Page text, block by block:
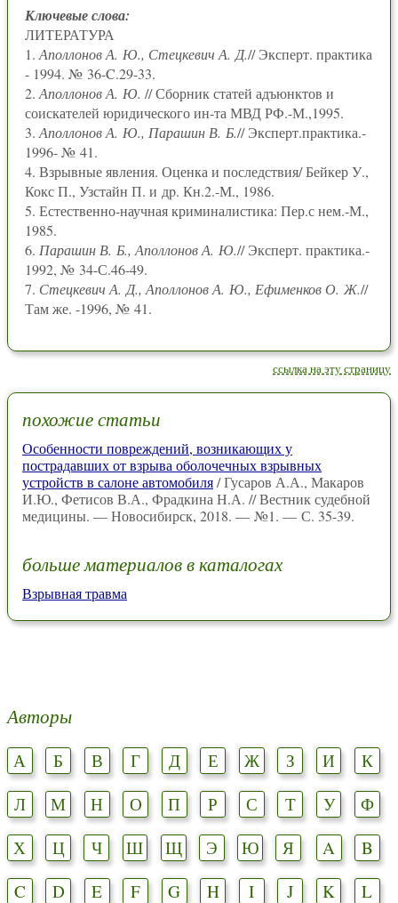
Ключевые слова:
ЛИТЕРАТУРА
1. Аполлонов А. Ю., Стецкевич А. Д.// Эксперт. практика
- 1994. № 36-C.29-33.
2. Аполлонов А. Ю. // Сборник статей адъюнктов и
соискателей юридического ин-та МВД РФ.-М.,1995.
3. Аполлонов А. Ю., Парашин В. Б.// Эксперт.практика.-
1996- № 41.
4. Взрывные явления. Оценка и последствия/ Бейкер У.,
Кокс П., Узстайн П. и дp. Кн.2.-М., 1986.
5. Естественно-научная криминалистика: Пер.с нем.-М.,
1985.
6. Парашин В. Б., Аполлонов А. Ю.// Эксперт. практика.-
1992, № 34-С.46-49.
7. Стецкевич А. Д., Аполлонов А. Ю., Ефименков О. Ж.//
Там же. -1996, № 41.
ссылка на эту страницу
похожие статьи
Особенности повреждений, возникающих у
пострадавших от взрыва оболочечных взрывных
устройств в салоне автомобиля/ Гусаров А.А., Макаров
И.Ю., Фетисов В.А., Фрадкина Н.А. // Вестник судебной
медицины. — Новосибирск, 2018. — №1. — С. 35-39.
больше материалов в каталогах
Взрывная травма
Авторы
А Б В Г Д Е Ж З И
К
Л
М Н О П Р С Т У
Ф
Х
Ц Ч Ш Щ Э Ю Я A
B
C
D E F G H I J K
L